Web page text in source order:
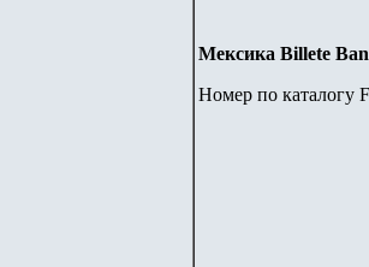
Мексика Billete
Номер по каталогу